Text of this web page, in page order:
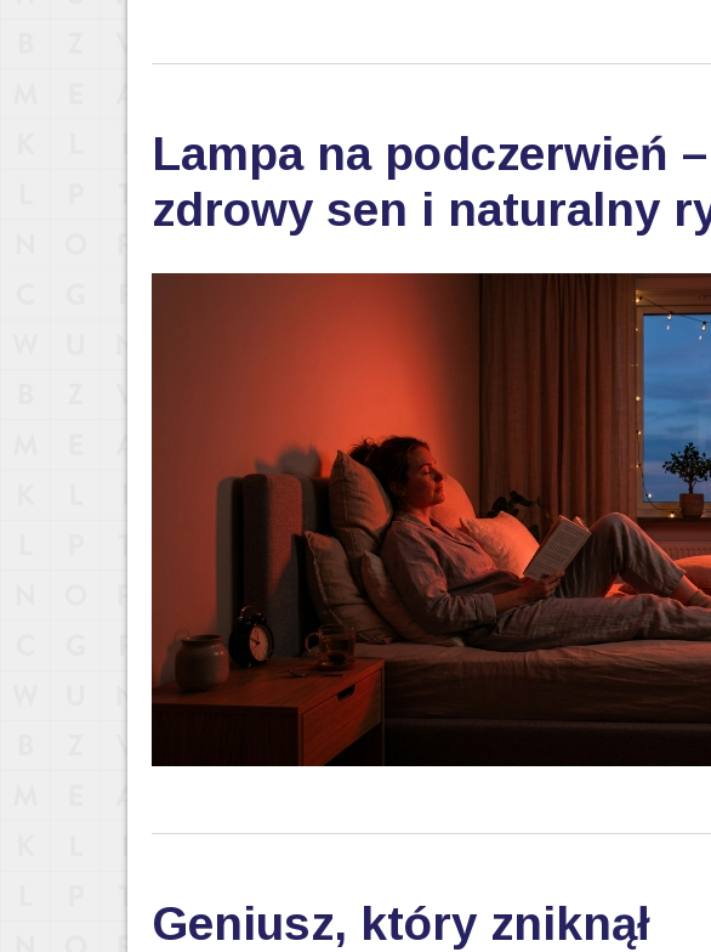
Lampa na podczerwień
zdrowy sen i naturalny
Geniusz, który zniknął